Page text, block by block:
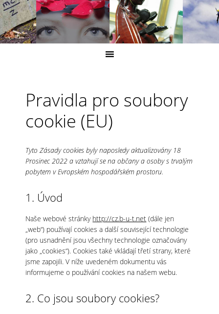
Pravidla pro soubory
cookie (EU)
Tyto Zásady cookies byly naposledy aktualizovány 18
Prosinec 2022 a vztahují se na občany a osoby s trvalým
pobytem v Evropském hospodářském prostoru.
1. Úvod
Naše webové stránky http://cz.b-u-t.net (dále jen
„web“) používají cookies a další související technologie
(pro usnadnění jsou všechny technologie označovány
jako „cookies“). Cookies také vkládají třetí strany, které
jsme zapojili. V níže uvedeném dokumentu vás
informujeme o používání cookies na našem webu.
2. Co jsou soubory cookies?